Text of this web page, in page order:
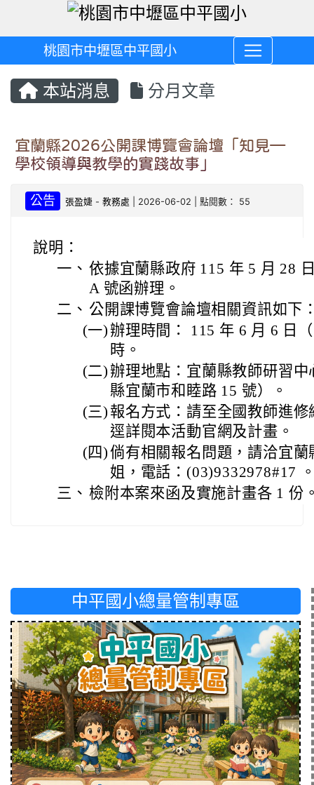
桃園市中壢區中平國小
本站消息 分月文章
宜蘭縣2026公開課博覽會論壇「知見—
學校領導與教學的實踐故事」
公告 張盈婕 -教務處 | 2026-06-02 | 點閱數： 55
說明：
一、 依據宜蘭縣政府 115 年 5 月 28
A 號函辦理。
二、 公開課博覽會論壇相關資訊如下
(一)辦理時間： 115 年 6 月 6 日
時。
(二)辦理地點：宜蘭縣教師研習
縣宜蘭市和睦路 15 號）。
(三) 報名方式：請至全國教師進
逕詳閱本活動官網及計畫。
(四)倘有相關報名問題，請洽宜
姐，電話：(03)9332978#17
三、 檢附本案來函及實施計畫各 1 份
中平國小總量管制專區